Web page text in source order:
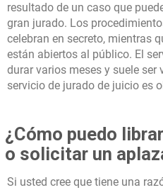
resultado de un caso que
gran jurado. Los
celebran en secreto, mientras
están abiertos al público. El
durar varios meses y suele ser
servicio de jurado de juicio es
¿Cómo puedo
o solicitar un
Si usted cree que tiene una